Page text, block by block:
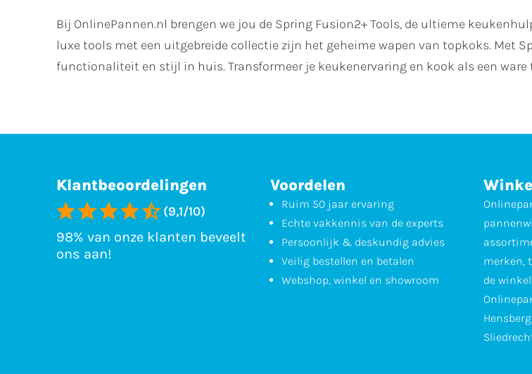
Bij OnlinePannen.nl brengen we jou de Spring Fusion2+ Tools, de ultieme
luxe tools met een uitgebreide collectie zijn het geheime wapen van topkoks. Met
functionaliteit en stijl in huis. Transformeer je keukenervaring en kook als een
Klantbeoordelingen
(9,1/10)
98% van onze klanten beveelt
ons aan!
Voordelen
Ruim 50 jaar ervaring
Echte vakkennis van de experts
Persoonlijk & deskundig advies
Veilig bestellen en betalen
Webshop, winkel en showroom
merken,
de